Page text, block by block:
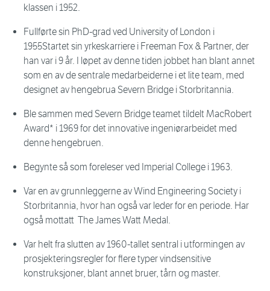
klassen i 1952.
Fullførte sin PhD-grad ved University of London i
1955Startet sin yrkeskarriere i Freeman Fox & Partner, der
han var i 9 år. I løpet av denne tiden jobbet han blant annet
som en av de sentrale medarbeiderne i et lite team, med
designet av hengebrua Severn Bridge i Storbritannia.
Ble sammen med Severn Bridge teamet tildelt MacRobert
Award* i 1969 for det innovative ingeniørarbeidet med
denne hengebruen.
Begynte så som foreleser ved Imperial College i 1963.
Var en av grunnleggerne av Wind Engineering Society i
Storbritannia, hvor han også var leder for en periode. Har
også mottatt The James Watt Medal.
Var helt fra slutten av 1960-tallet sentral i utformingen av
prosjekteringsregler for flere typer vindsensitive
konstruksjoner, blant annet bruer, tårn og master.